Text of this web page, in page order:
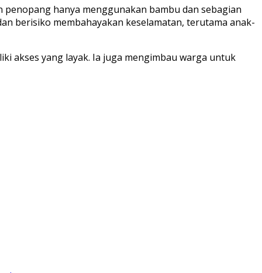
hanya menggunakan bambu dan sebagian
berisiko membahayakan keselamatan, terutama anak-
akses yang layak. Ia juga mengimbau warga untuk